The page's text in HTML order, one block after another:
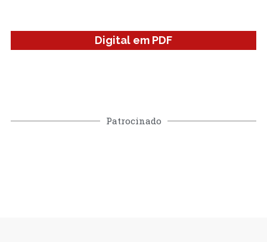
Digital em PDF
Patrocinado